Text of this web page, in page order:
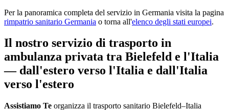
Per la panoramica completa del servizio in Germania visita la pagina
rimpatrio sanitario Germania o torna all'elenco degli stati europei.
Il nostro servizio di trasporto in
ambulanza privata tra Bielefeld e l'Italia
— dall'estero verso l'Italia e dall'Italia
verso l'estero
Assistiamo Te organizza il trasporto sanitario Bielefeld–Italia